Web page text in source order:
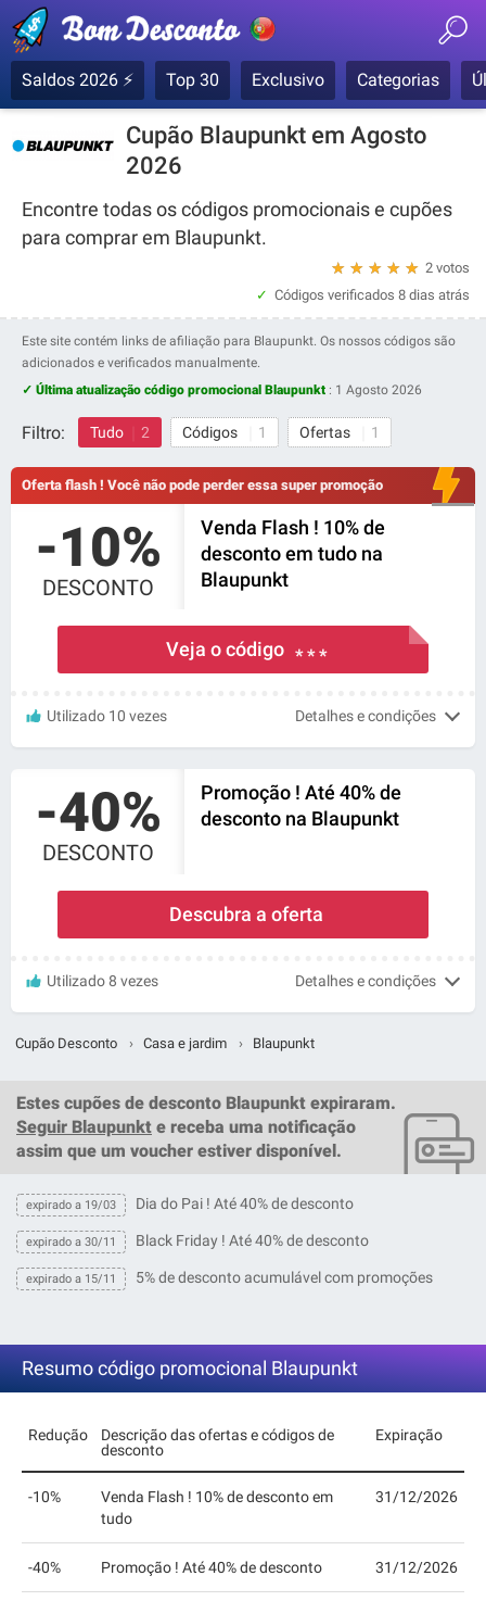
Saldos 2026 ⚡ Top 30 Exclusivo Categorias
Cupão Blaupunkt em Agosto
2026
Encontre todas os códigos promocionais e cupões
para comprar em Blaupunkt.
2 votos
★
★
★
★
★
Códigos verificados 8 dias atrás
Este site contém links de afiliação para Blaupunkt. Os nossos códigos são
adicionados e verificados manualmente.
✓ Última atualização código promocional Blaupunkt : 1 Agosto 2026
Filtro: Tudo 2 Códigos 1 Ofertas 1
Oferta flash ! Você não pode perder essa super promoção
-10%
DESCONTO
Venda Flash ! 10% de
desconto em tudo na
Blaupunkt
Veja o código * * *
Utilizado 10 vezes Detalhes e condições
-40%
DESCONTO
Promoção ! Até 40% de
desconto na Blaupunkt
Descubra a oferta
Utilizado 8 vezes Detalhes e condições
Cupão Desconto › Casa e jardim › Blaupunkt
Estes cupões de desconto Blaupunkt expiraram.
Seguir Blaupunkt e receba uma notificação
assim que um voucher estiver disponível.
expirado a 19/03 Dia do Pai ! Até 40% de desconto
expirado a 30/11 Black Friday ! Até 40% de desconto
expirado a 15/11 5% de desconto acumulável com promoções
Resumo código promocional Blaupunkt
Redução
Descrição das ofertas e códigos de
desconto
Expiração
-10%
Venda Flash ! 10% de desconto em
tudo
31/12/2026
-40% Promoção ! Até 40% de desconto 31/12/2026